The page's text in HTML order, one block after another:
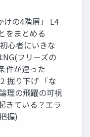
けの4階層」 L4
をまとめる
心者にいきな
フリーズの
件が違った
掘り下げ 「な
理の飛躍の可視
きている？エラ
握)